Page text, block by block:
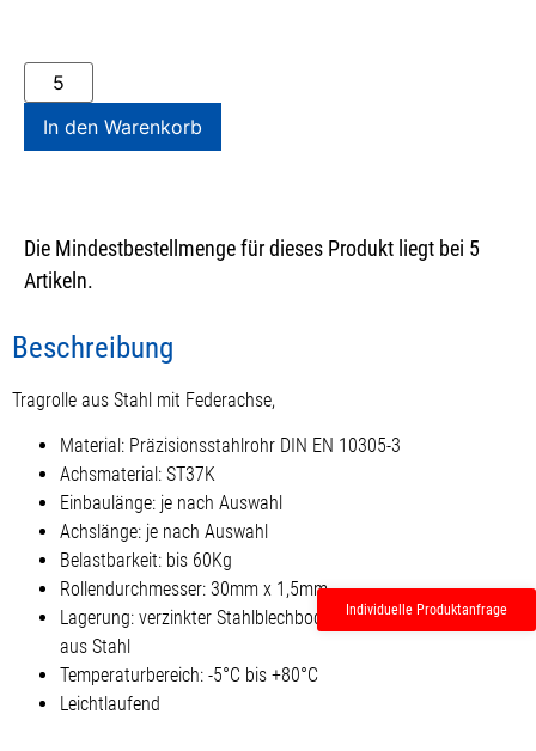
Individuelle Produktanfrage
In den Warenkorb
Die Mindestbestellmenge für dieses Produkt liegt bei 5
Artikeln.
Beschreibung
Tragrolle aus Stahl mit Federachse,
Material: Präzisionsstahlrohr DIN EN 10305-3
Achsmaterial: ST37K
Einbaulänge: je nach Auswahl
Achslänge: je nach Auswahl
Belastbarkeit: bis 60Kg
Rollendurchmesser: 30mm x 1,5mm
Lagerung: verzinkter Stahlblechboden mit Konuskugellager
aus Stahl
Temperaturbereich: -5°C bis +80°C
Leichtlaufend